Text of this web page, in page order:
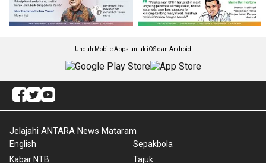
Unduh Mobile Apps untuk iOS dan Android
Jelajahi ANTARA News Mataram
English
Kabar NTB
Sepakbola
Tajuk